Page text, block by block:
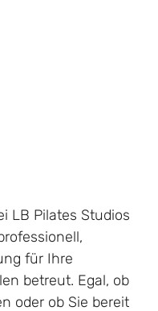
LB Pilates Studios
für Ihre
betreut. Egal, ob
oder ob Sie bereit